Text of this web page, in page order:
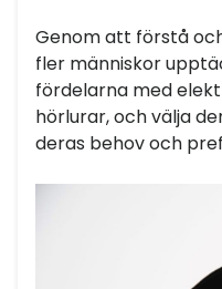
Genom att förstå
fler människor
fördelarna med
hörlurar, och välja
deras behov och